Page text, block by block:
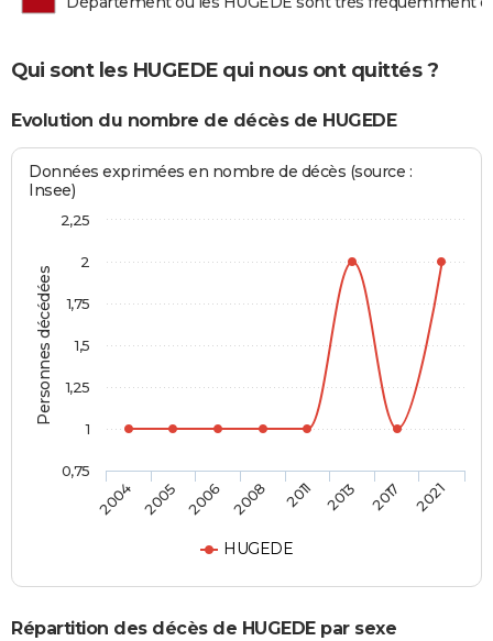
Qui sont les HUGEDE qui nous ont quittés ?
Evolution du nombre de décès de HUGEDE
Personnes décédées
Données exprimées en nombre de décès (source :
Insee)
HUGEDE
2004 2005 2006 2008 2011 2013 2017 2021
0,75
1
1,25
1,5
1,75
2
2,25
Répartition des décès de HUGEDE par sexe